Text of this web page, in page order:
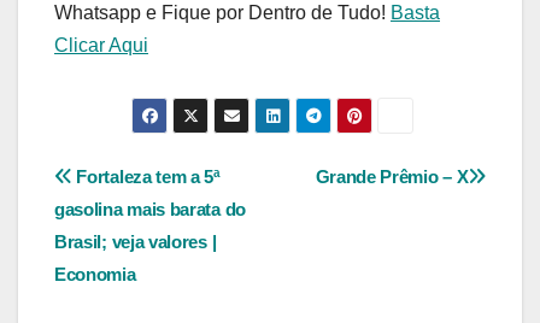
Whatsapp e Fique por Dentro de Tudo! Basta
Clicar Aqui
Navegação
de
Post
Grande Prêmio – X
Fortaleza tem a 5ª
gasolina mais barata do
Brasil; veja valores |
Economia